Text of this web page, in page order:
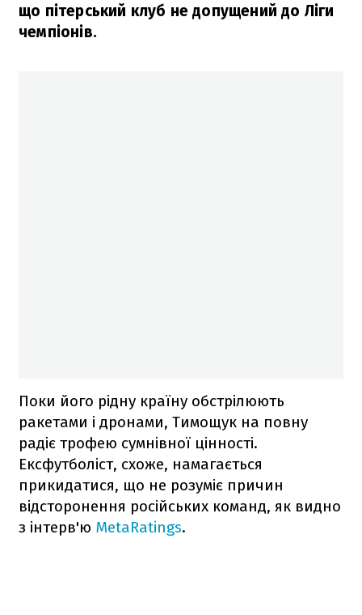
що пітерський клуб не допущений до Ліги
чемпіонів.
Поки його рідну країну обстрілюють
ракетами і дронами, Тимощук на повну
радіє трофею сумнівної цінності.
Ексфутболіст, схоже, намагається
прикидатися, що не розуміє причин
відсторонення російських команд, як видно
з інтерв'ю MetaRatings.